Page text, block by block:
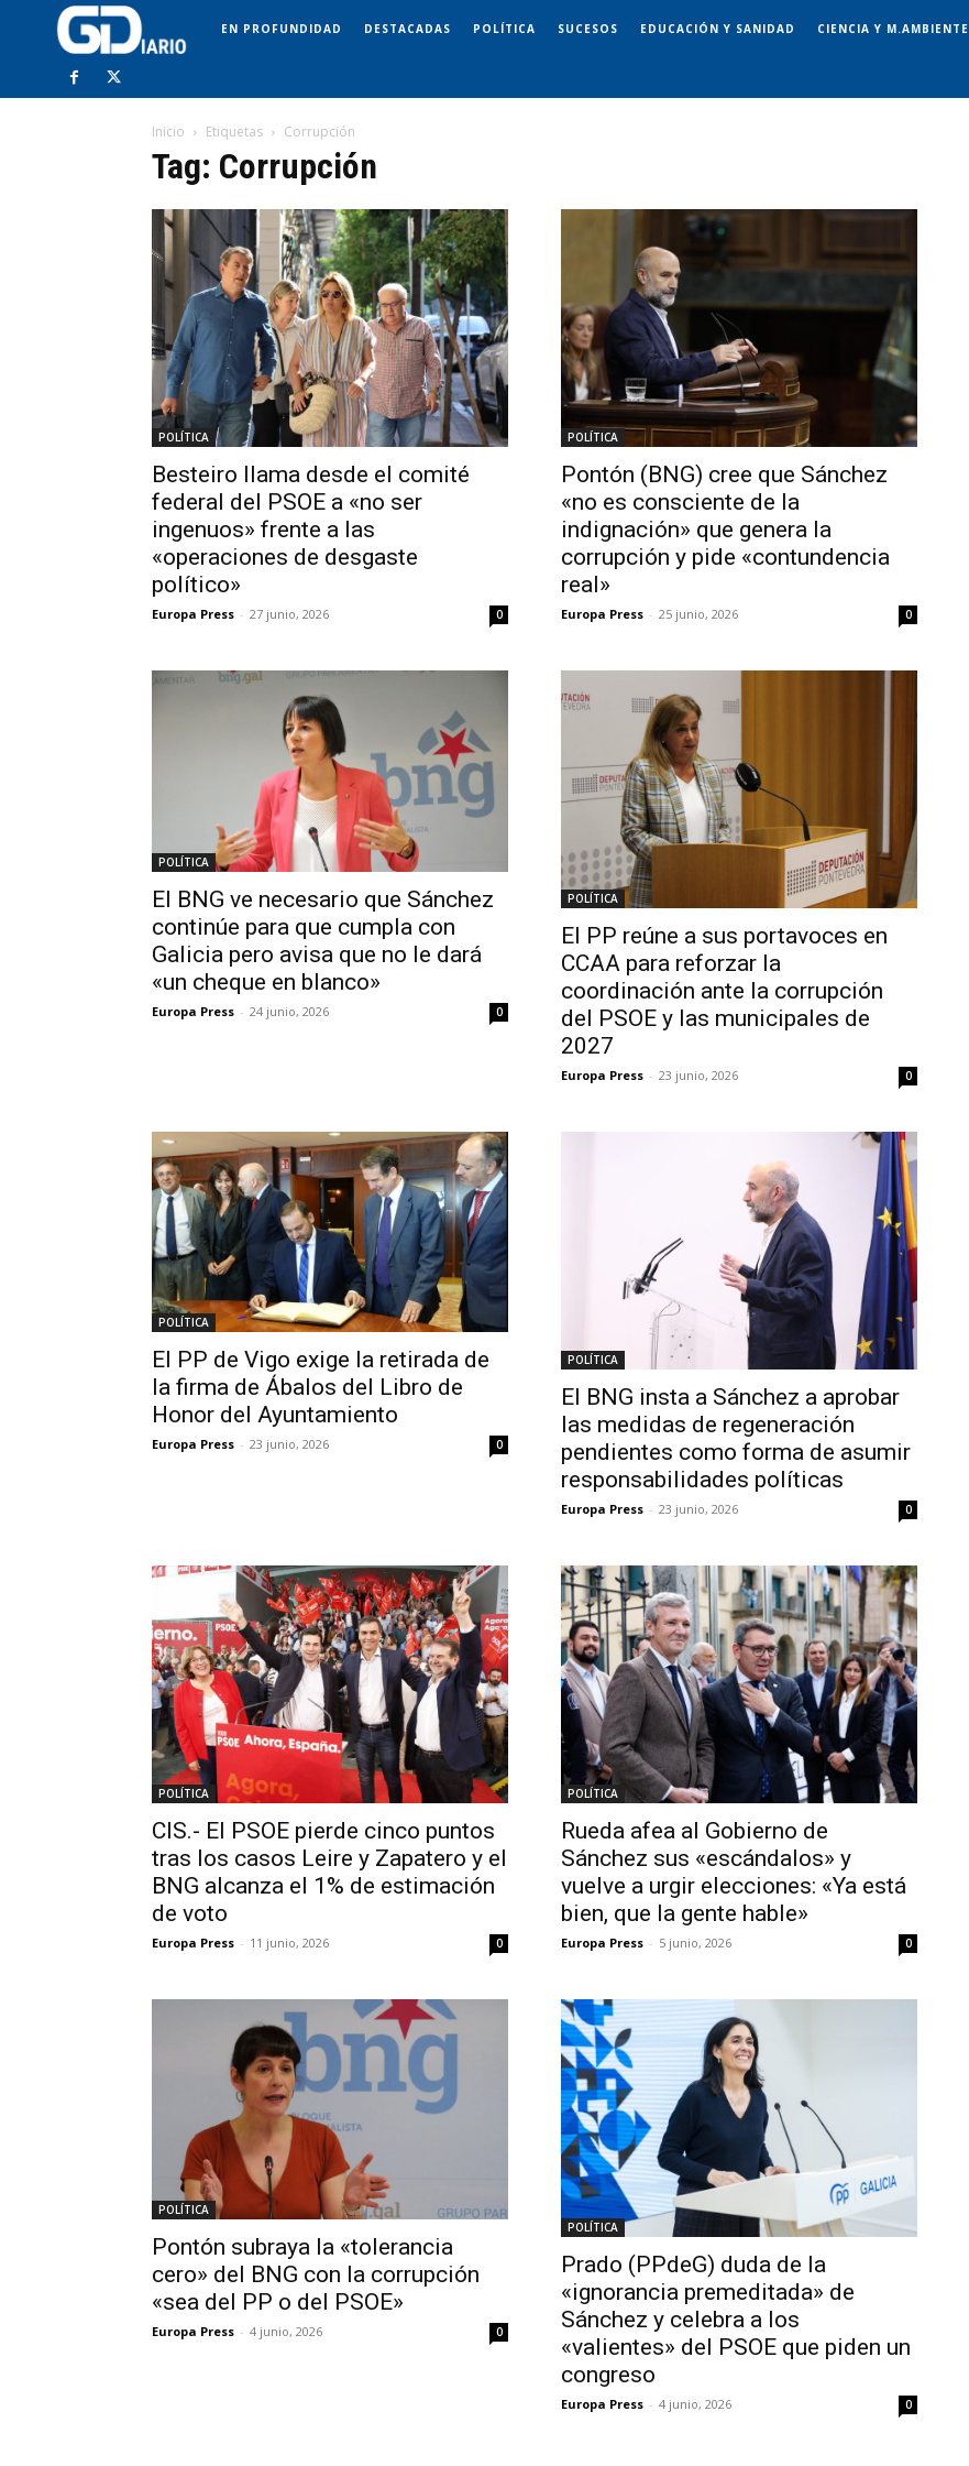
EN PROFUNDIDAD DESTACADAS POLÍTICA SUCESOS EDUCACIÓN Y SANIDAD CIENCIA Y M.AMBIENTE
Inicio Etiquetas Corrupción
Tag: Corrupción
POLÍTICA
Besteiro llama desde el comité
federal del PSOE a «no ser
ingenuos» frente a las
«operaciones de desgaste
político»
Europa Press - 27 junio, 2026 0
POLÍTICA
Pontón (BNG) cree que Sánchez
«no es consciente de la
indignación» que genera la
corrupción y pide «contundencia
real»
Europa Press - 25 junio, 2026 0
POLÍTICA
El BNG ve necesario que Sánchez
continúe para que cumpla con
Galicia pero avisa que no le dará
«un cheque en blanco»
Europa Press - 24 junio, 2026 0
POLÍTICA
El PP reúne a sus portavoces en
CCAA para reforzar la
coordinación ante la corrupción
del PSOE y las municipales de
2027
Europa Press - 23 junio, 2026 0
POLÍTICA
El PP de Vigo exige la retirada de
la firma de Ábalos del Libro de
Honor del Ayuntamiento
Europa Press - 23 junio, 2026 0
POLÍTICA
El BNG insta a Sánchez a aprobar
las medidas de regeneración
pendientes como forma de asumir
responsabilidades políticas
Europa Press - 23 junio, 2026 0
POLÍTICA
CIS.- El PSOE pierde cinco puntos
tras los casos Leire y Zapatero y el
BNG alcanza el 1% de estimación
de voto
Europa Press - 11 junio, 2026 0
POLÍTICA
Rueda afea al Gobierno de
Sánchez sus «escándalos» y
vuelve a urgir elecciones: «Ya está
bien, que la gente hable»
Europa Press - 5 junio, 2026 0
POLÍTICA
Pontón subraya la «tolerancia
cero» del BNG con la corrupción
«sea del PP o del PSOE»
Europa Press - 4 junio, 2026 0
POLÍTICA
Prado (PPdeG) duda de la
«ignorancia premeditada» de
Sánchez y celebra a los
«valientes» del PSOE que piden un
congreso
Europa Press - 4 junio, 2026 0